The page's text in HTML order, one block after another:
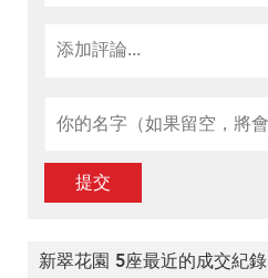
提交
新翠花園 5座最近的成交紀錄